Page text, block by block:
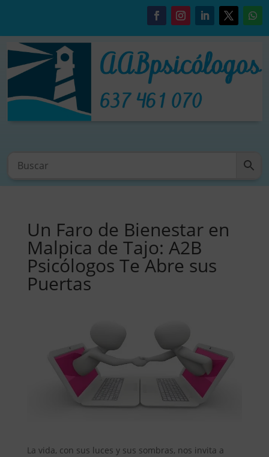
Un Faro de Bienestar en
Malpica de Tajo: A2B
Psicólogos Te Abre sus
Puertas
La vida, con sus luces y sus sombras, nos invita a